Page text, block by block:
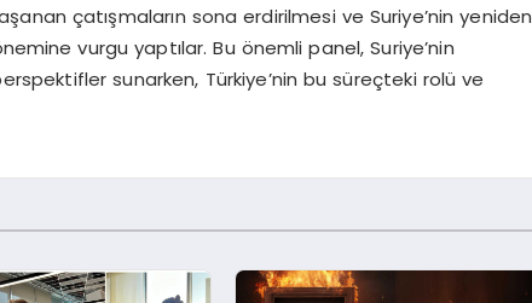
çatışmaların sona erdirilmesi ve Suriye’nin yeniden
vurgu yaptılar. Bu önemli panel, Suriye’nin
sunarken, Türkiye’nin bu süreçteki rolü ve